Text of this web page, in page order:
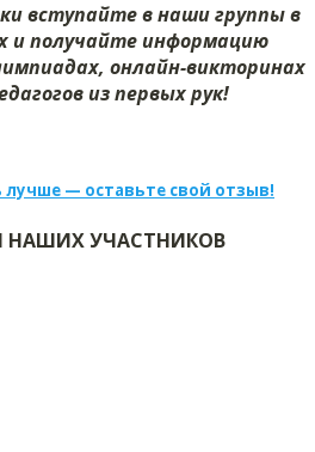
вступайте в наши группы в
и получайте информацию
онлайн-викторинах
из первых рук!
лучше — оставьте свой отзыв!
НАШИХ УЧАСТНИКОВ